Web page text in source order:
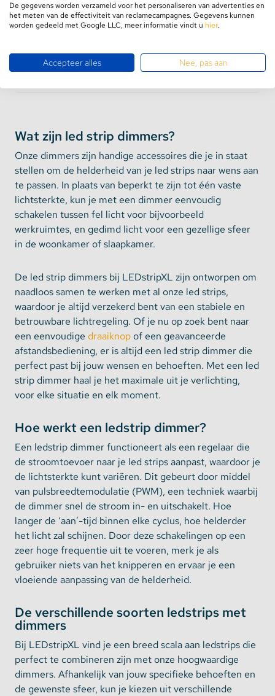
Bekijk product
Op voorraad
Wat zijn led strip dimmers?
Onze dimmers zijn handige accessoires die je in staat
stellen om de helderheid van je led strips naar wens aan
te passen. In plaats van beperkt te zijn tot één vaste
lichtsterkte, kun je met een dimmer eenvoudig
schakelen tussen fel licht voor bijvoorbeeld
werkruimtes, en gedimd licht voor een gezellige sfeer
in de woonkamer of slaapkamer.
De led strip dimmers bij LEDstripXL zijn ontworpen om
naadloos samen te werken met al onze led strips,
waardoor je altijd verzekerd bent van een stabiele en
betrouwbare lichtregeling. Of je nu op zoek bent naar
een eenvoudige draaiknopof een geavanceerde
afstandsbediening, er is altijd een led strip dimmer die
perfect past bij jouw wensen en behoeften. Met een led
strip dimmer haal je het maximale uit je verlichting,
voor elke situatie en elk moment.
Hoe werkt een ledstrip dimmer?
Een ledstrip dimmer functioneert als een regelaar die
de stroomtoevoer naar je led strips aanpast, waardoor je
de lichtsterkte kunt variëren. Dit gebeurt door middel
van pulsbreedtemodulatie (PWM), een techniek waarbij
de dimmer snel de stroom in- en uitschakelt. Hoe
langer de ‘aan’-tijd binnen elke cyclus, hoe helderder
het licht zal schijnen. Door deze schakelingen op een
zeer hoge frequentie uit te voeren, merk je als
gebruiker niets van het knipperen en ervaar je een
vloeiende aanpassing van de helderheid.
De verschillende soorten ledstrips met
dimmers
Bij LEDstripXL vind je een breed scala aan ledstrips die
perfect te combineren zijn met onze hoogwaardige
dimmers. Afhankelijk van jouw specifieke behoeften en
de gewenste sfeer, kun je kiezen uit verschillende
De gegevens worden verzameld voor het personaliseren van advertenties en
het meten van de effectiviteit van reclamecampagnes. Gegevens kunnen
worden gedeeld met Google LLC, meer informatie vindt u hier.
Accepteer alles Nee, pas aan